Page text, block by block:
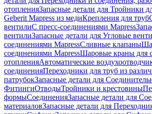
отопленияЗапасные детали для Тройники
Geberit Mapress из медиКрепления для труб
вентилиС пресс-соединениями Mapress
вентилиЗапасные детали для Угловые
соединениями MapressСливные клапаны
соединениями MapressШаровые краны для
отопленияАвтоматические
соединенияПереходники для труб из
патрубокЗапасные детали для
ФитингиОтводыТройники и крестовины
формыСоединенияЗапасные детали для
материаловЗапасные детали для